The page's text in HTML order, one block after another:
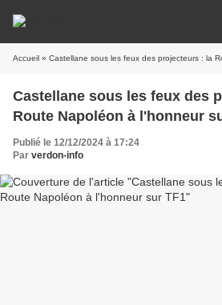
Accueil » Castellane sous les feux des projecteurs : la
Castellane sous les feux des
Route Napoléon à l'honneur
Publié le 12/12/2024 à 17:24
Par verdon-info